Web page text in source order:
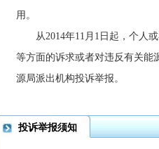
用。
从2014年11月1日起，个人或
等方面的诉求或者对违反有关能
源局派出机构投诉举报。
投诉举报须知